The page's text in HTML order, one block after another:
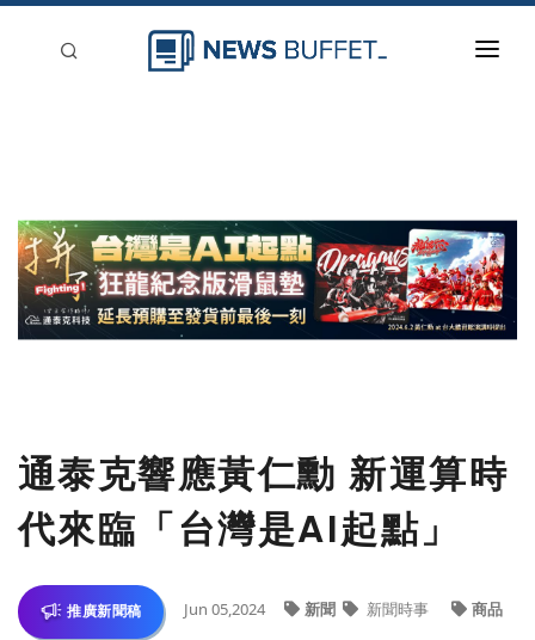
刊登
通泰克響應黃仁勳 新運算時
代來臨「台灣是AI起點」
推廣新聞稿 Jun 05,2024 新聞 新聞時事 商品